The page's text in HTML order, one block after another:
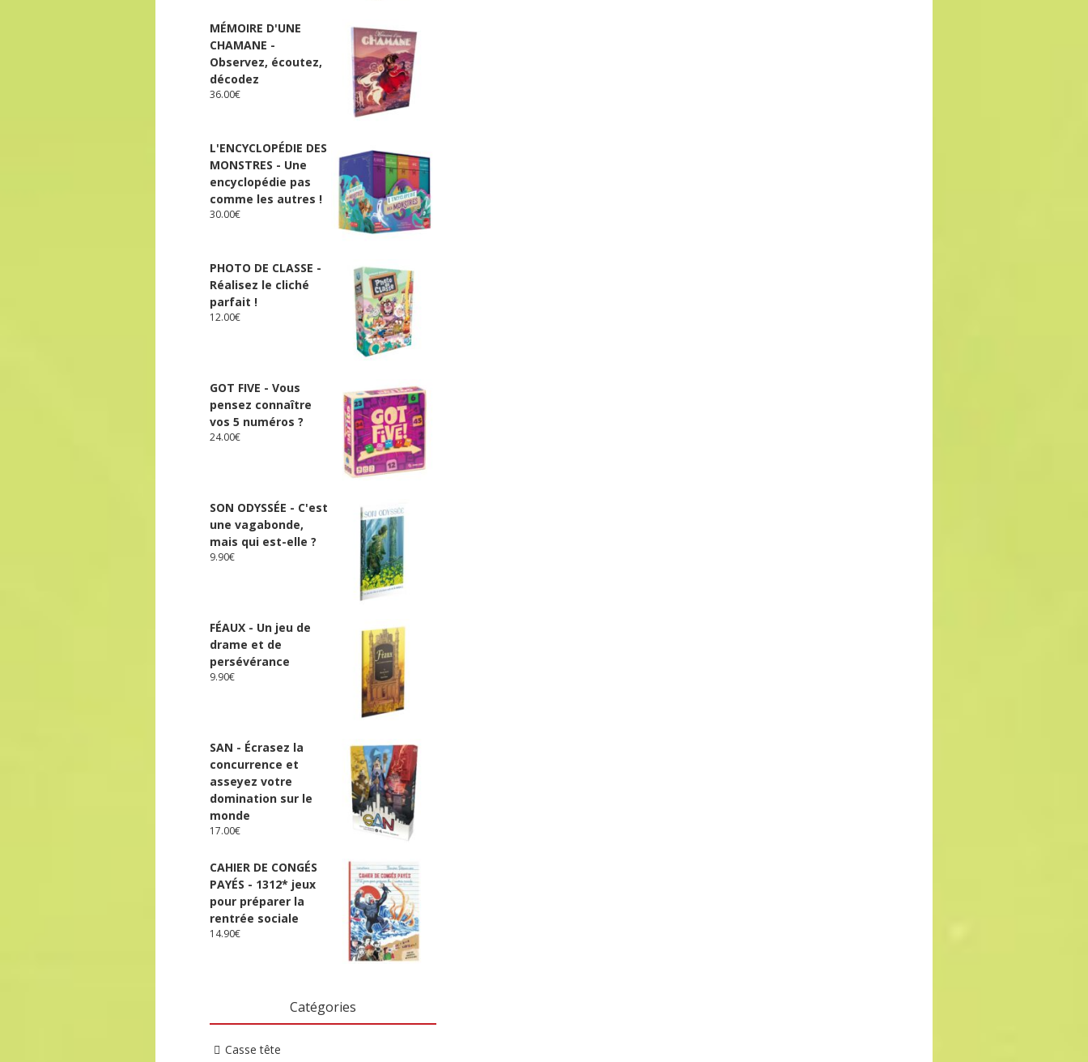
MÉMOIRE D'UNE
CHAMANE -
Observez, écoutez,
décodez
36.00€
L'ENCYCLOPÉDIE DES
MONSTRES - Une
encyclopédie pas
comme les autres !
30.00€
PHOTO DE CLASSE -
Réalisez le cliché
parfait !
12.00€
GOT FIVE - Vous
pensez connaître
vos 5 numéros ?
24.00€
SON ODYSSÉE - C'est
une vagabonde,
mais qui est-elle ?
9.90€
FÉAUX - Un jeu de
drame et de
persévérance
9.90€
SAN - Écrasez la
concurrence et
asseyez votre
domination sur le
monde
17.00€
CAHIER DE CONGÉS
PAYÉS - 1312* jeux
pour préparer la
rentrée sociale
14.90€
Catégories
Casse tête